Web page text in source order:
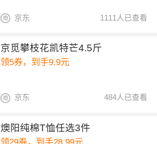
1111人已查看
京东
京觅攀枝花凯特芒4.5斤
领5券，到手9.9元
484人已查看
京东
燠阳纯棉T恤任选3件
领29券，到手28.99元